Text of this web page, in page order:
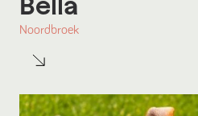
Noordbroek